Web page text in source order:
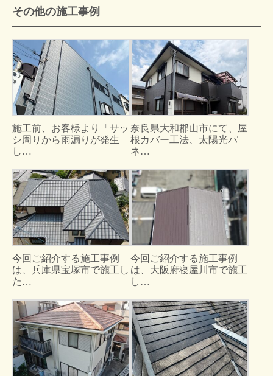
その他の施工事例
施工前、お客様より「サッ
シ周りから雨漏りが発生
し…
奈良県大和郡山市にて、屋
根カバー工法、太陽光パ
ネ…
今回ご紹介する施工事例
は、兵庫県宝塚市で施工し
た…
今回ご紹介する施工事例
は、大阪府寝屋川市で施工
し…